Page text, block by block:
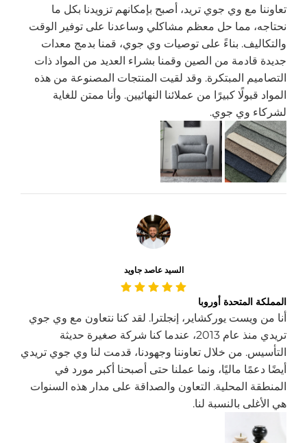
تعاوننا مع وي جوي تريد، أصبح بإمكانهم تزويدنا بكل ما
نحتاجه، مما حل معظم مشاكلي وساعدنا على توفير الوقت
والتكاليف. بناءً على توصيات وي جوي، قمنا بدمج معدات
جديدة قادمة من الصين وقمنا بشراء العديد من المواد ذات
التصاميم المبتكرة. وقد لقيت المنتجات المصنوعة من هذه
المواد قبولًا كبيرًا من عملائنا النهائيين. وأنا ممتن للغاية
لشركاء وي جوي.
السيد عاصد جاويد
المملكة المتحدة أوروبا
أنا من ويست يوركشاير، إنجلترا. لقد كنا نتعاون مع وي جوي
تريدي منذ عام 2013، عندما كنا شركة صغيرة حديثة
التأسيس. من خلال تعاوننا وجهودنا، قدمت لنا وي جوي تريدي
أيضًا دعمًا ماليًا، ونما عملنا حتى أصبحنا أكبر مورد في
المنطقة المحلية. التعاون والصداقة على مدار هذه السنوات
هي الأغلى بالنسبة لنا.